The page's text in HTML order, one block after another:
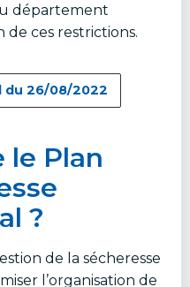
département
de ces restrictions.
du 26/08/2022
le Plan
?
de la sécheresse
l’organisation de